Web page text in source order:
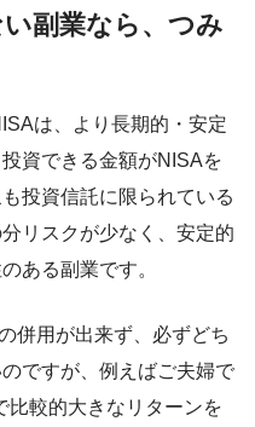
副業なら、つみ
は、より長期的・安定
資できる金額がNISAを
投資信託に限られている
リスクが少なく、安定的
ある副業です。
併用が出来ず、必ずどち
ですが、例えばご夫婦で
比較的大きなリターンを